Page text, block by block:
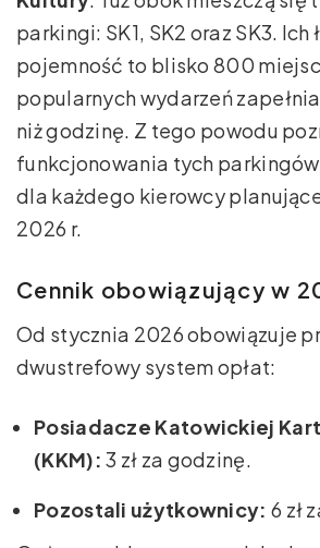
parkingi: SK1, SK2 oraz SK3. Ich
pojemność to blisko 800
popularnych wydarzeń
niż godzinę. Z tego powodu
funkcjonowania tych
dla każdego kierowcy
2026 r.
Cennik obowiązujący w
Od stycznia 2026 obowiązuje
dwustrefowy system opłat:
Posiadacze Katowickiej
(KKM): 3 zł za godzinę.
Pozostali użytkownicy: 6 zł